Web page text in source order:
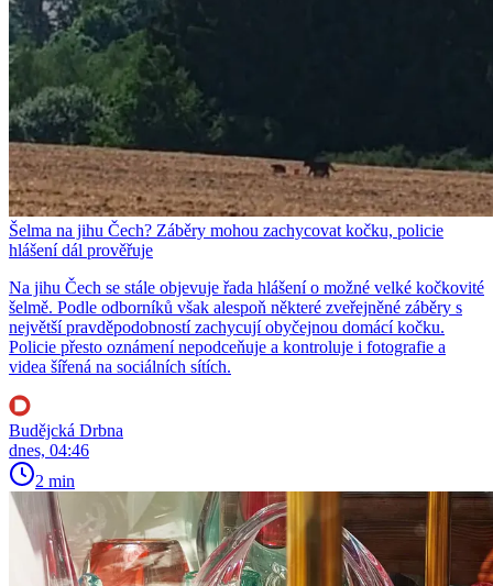
Šelma na jihu Čech? Záběry mohou zachycovat kočku, policie
hlášení dál prověřuje
Na jihu Čech se stále objevuje řada hlášení o možné velké kočkovité
šelmě. Podle odborníků však alespoň některé zveřejněné záběry s
největší pravděpodobností zachycují obyčejnou domácí kočku.
Policie přesto oznámení nepodceňuje a kontroluje i fotografie a
videa šířená na sociálních sítích.
Budějcká Drbna
dnes, 04:46
2 min